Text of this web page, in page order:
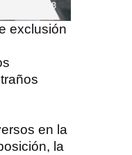
exclusión
en la
la